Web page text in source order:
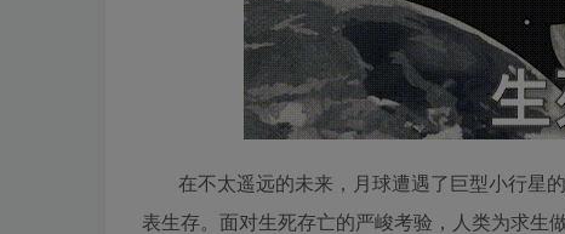
在不太遥远的未来，月球遭遇了巨型小行星
表生存。面对生死存亡的严峻考验，人类为求